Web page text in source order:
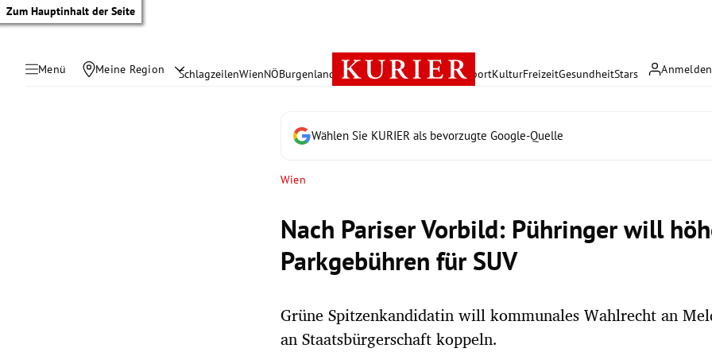
Zum Hauptinhalt der Seite
Menü Meine Region Anmelden
SchlagzeilenWienNÖBurgenland Österreich PolitikWirtschaft SportKulturFreizeitGesundheitStars
Wählen Sie KURIER als bevorzugte Google-Quelle
Wien
Nach Pariser Vorbild: Pühringer will
Parkgebühren für SUV
Grüne Spitzenkandidatin will kommunales Wahlrecht an
an Staatsbürgerschaft koppeln.